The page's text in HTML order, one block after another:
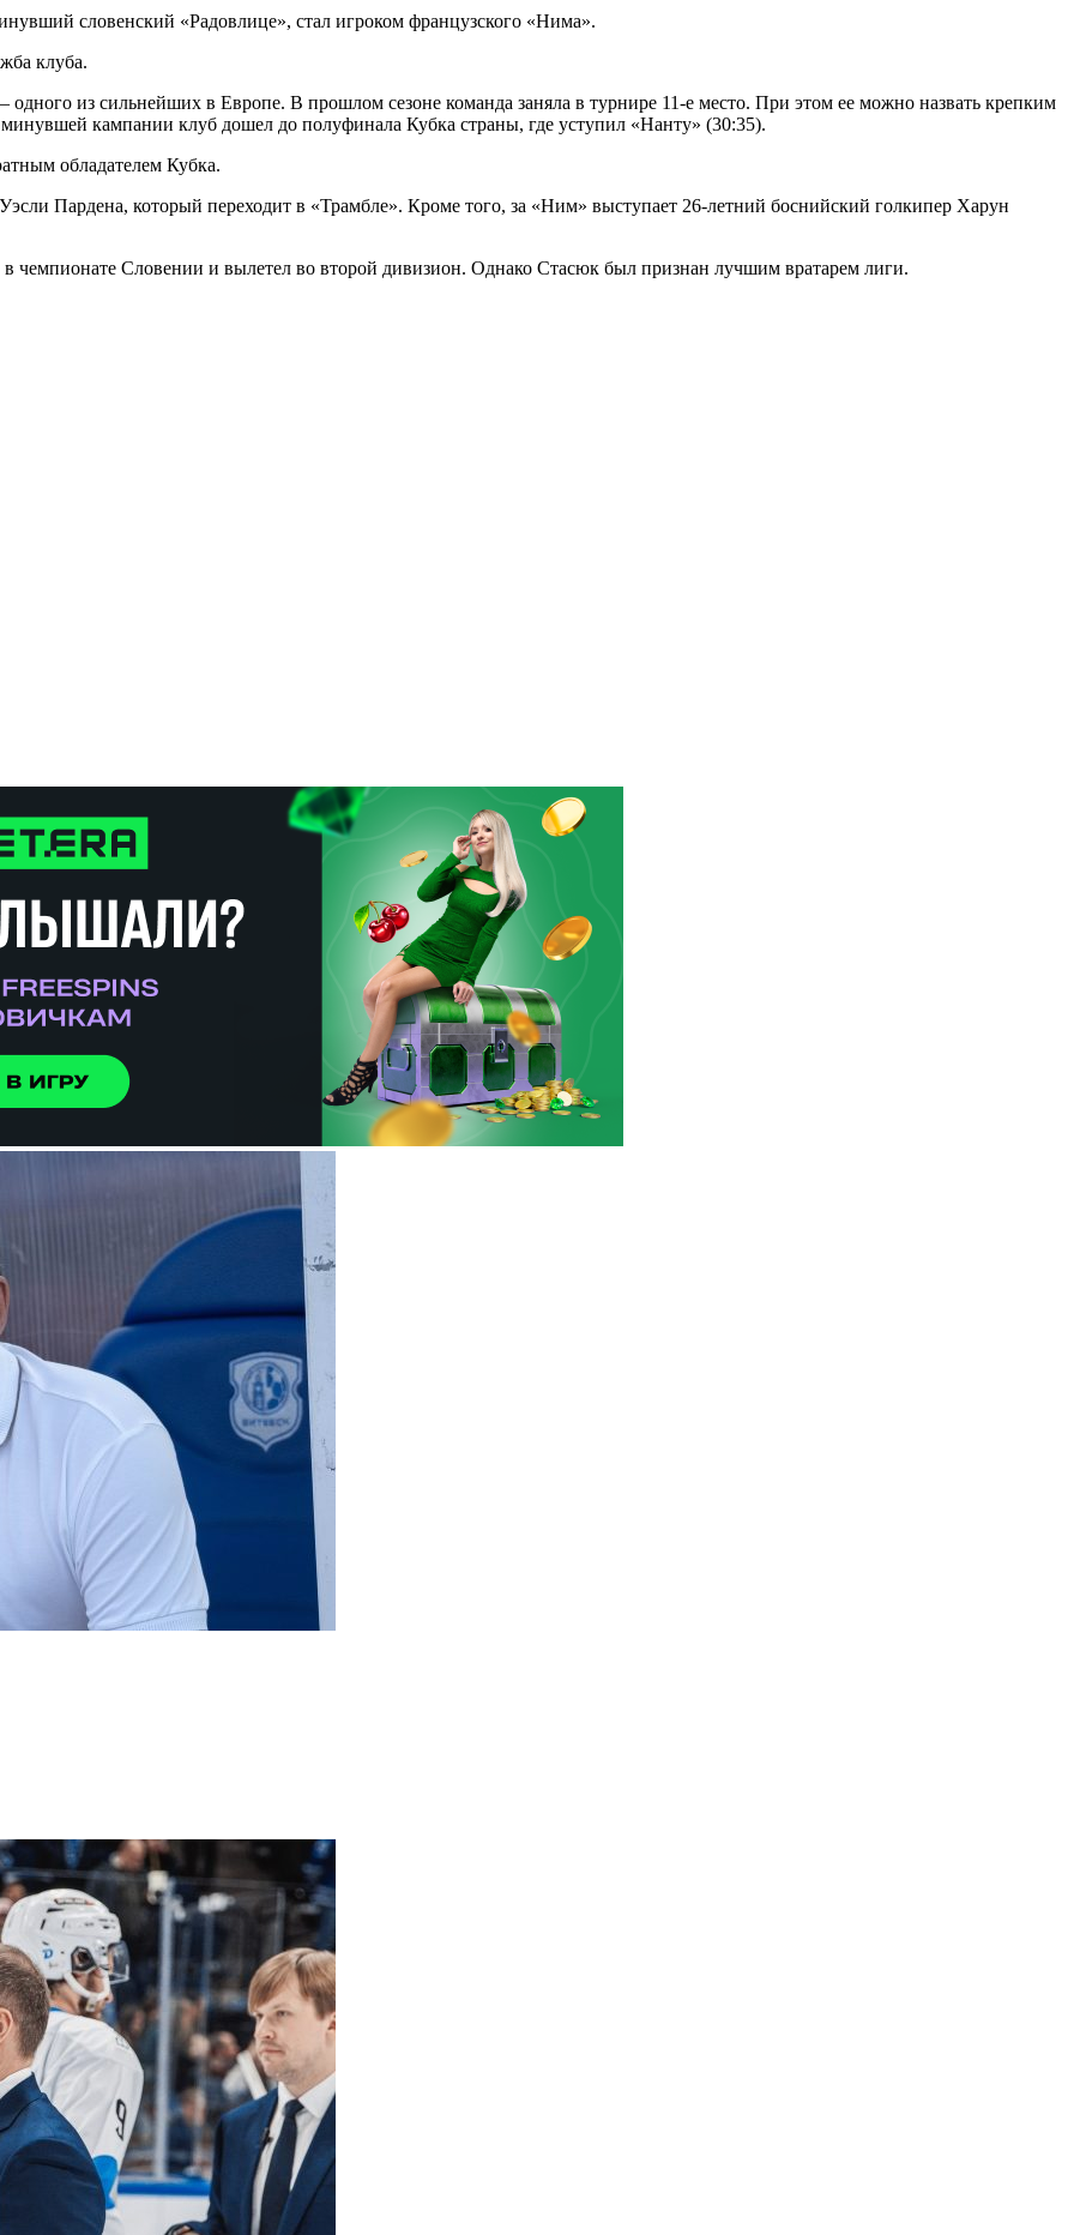
словенский «Радовлице», стал игроком французского «Нима».
клуба.
из сильнейших в Европе. В прошлом сезоне команда заняла в турнире 11-е место. При этом ее можно назвать крепким
кампании клуб дошел до полуфинала Кубка страны, где уступил «Нанту» (30:35).
обладателем Кубка.
Пардена, который переходит в «Трамбле». Кроме того, за «Ним» выступает 26-летний боснийский голкипер Харун
в чемпионате Словении и вылетел во второй дивизион. Однако Стасюк был признан лучшим вратарем лиги.